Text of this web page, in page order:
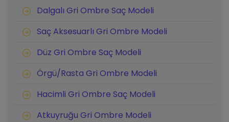
Dalgalı Gri Ombre Saç Modeli
Saç Aksesuarlı Gri Ombre Modeli
Düz Gri Ombre Saç Modeli
Örgü/Rasta Gri Ombre Modeli
Hacimli Gri Ombre Saç Modeli
Atkuyruğu Gri Ombre Modeli